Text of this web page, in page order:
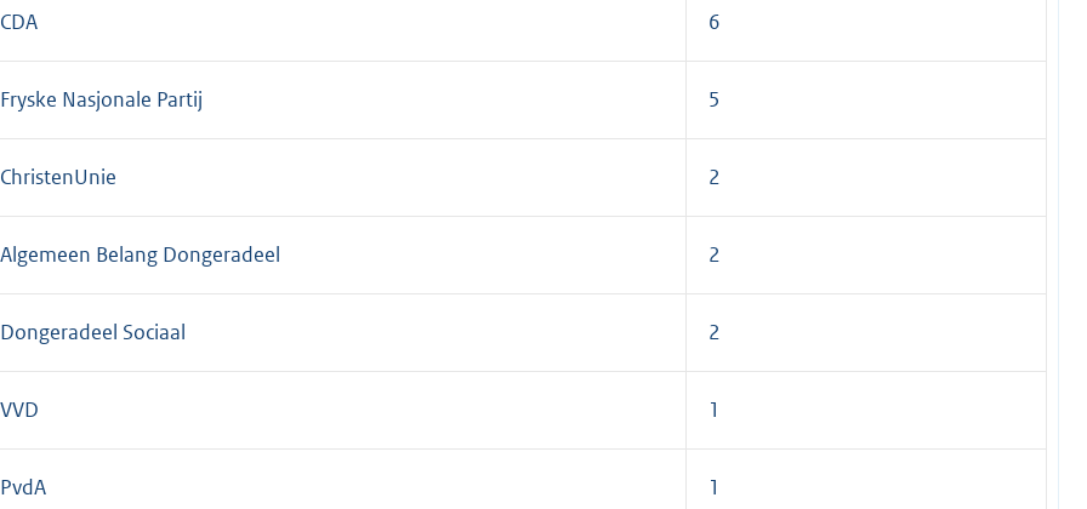
CDA 6
Fryske Nasjonale Partij 5
ChristenUnie 2
Algemeen Belang Dongeradeel 2
Dongeradeel Sociaal 2
VVD 1
PvdA 1